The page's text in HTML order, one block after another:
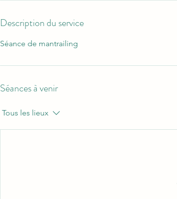
Description du service
Séance de mantrailing
Séances à venir
Tous les lieux